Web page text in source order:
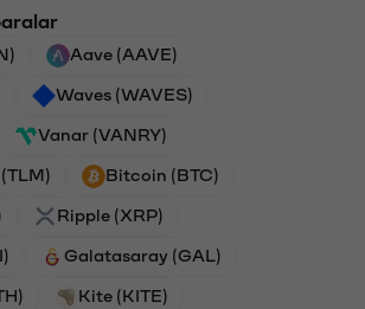
Aave (AAVE)
Waves (WAVES)
Vanar (VANRY)
Bitcoin (BTC)
Ripple (XRP)
Galatasaray (GAL)
Kite (KITE)